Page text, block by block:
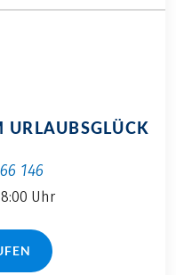
URLAUBSGLÜCK
146
Uhr
ÖFFNET IN NEUEM TAB)